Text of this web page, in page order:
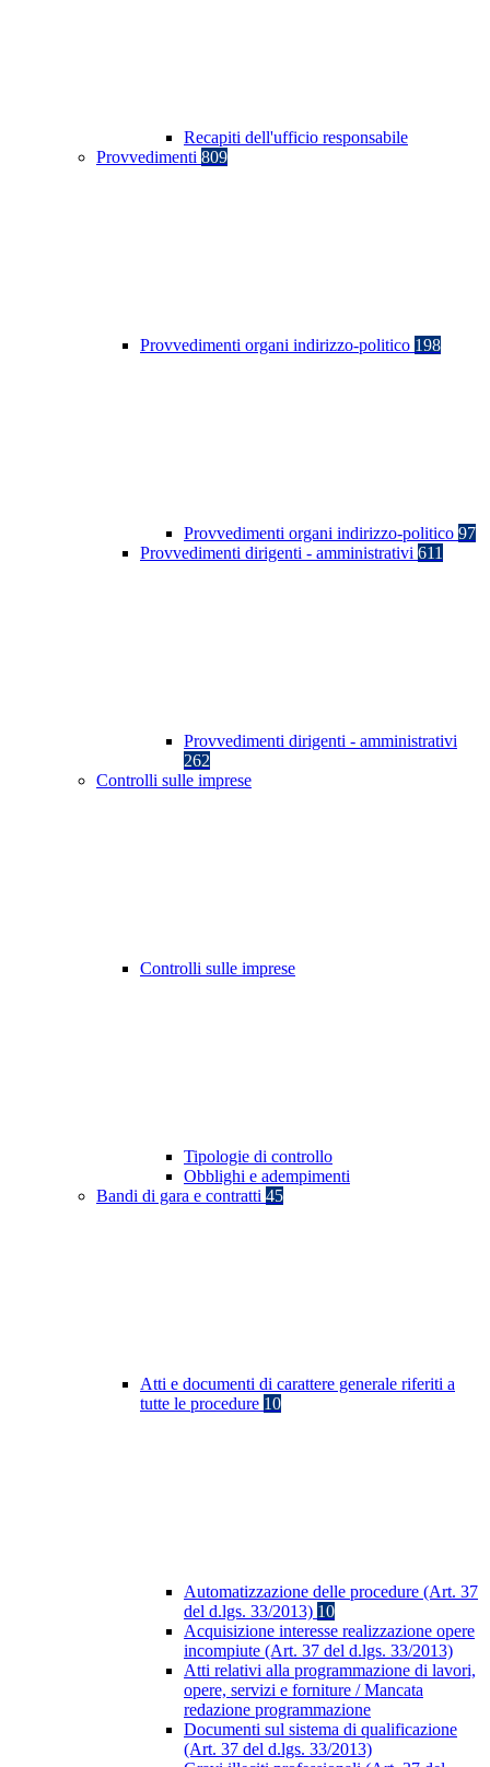
Recapiti dell'ufficio responsabile
Provvedimenti 809
Provvedimenti organi indirizzo-politico 198
Provvedimenti organi indirizzo-politico 97
Provvedimenti dirigenti - amministrativi 611
Provvedimenti dirigenti - amministrativi
262
Controlli sulle imprese
Controlli sulle imprese
Tipologie di controllo
Obblighi e adempimenti
Bandi di gara e contratti 45
Atti e documenti di carattere generale riferiti a
tutte le procedure 10
Automatizzazione delle procedure (Art. 37
del d.lgs. 33/2013) 10
Acquisizione interesse realizzazione opere
incompiute (Art. 37 del d.lgs. 33/2013)
Atti relativi alla programmazione di lavori,
opere, servizi e forniture / Mancata
redazione programmazione
Documenti sul sistema di qualificazione
(Art. 37 del d.lgs. 33/2013)